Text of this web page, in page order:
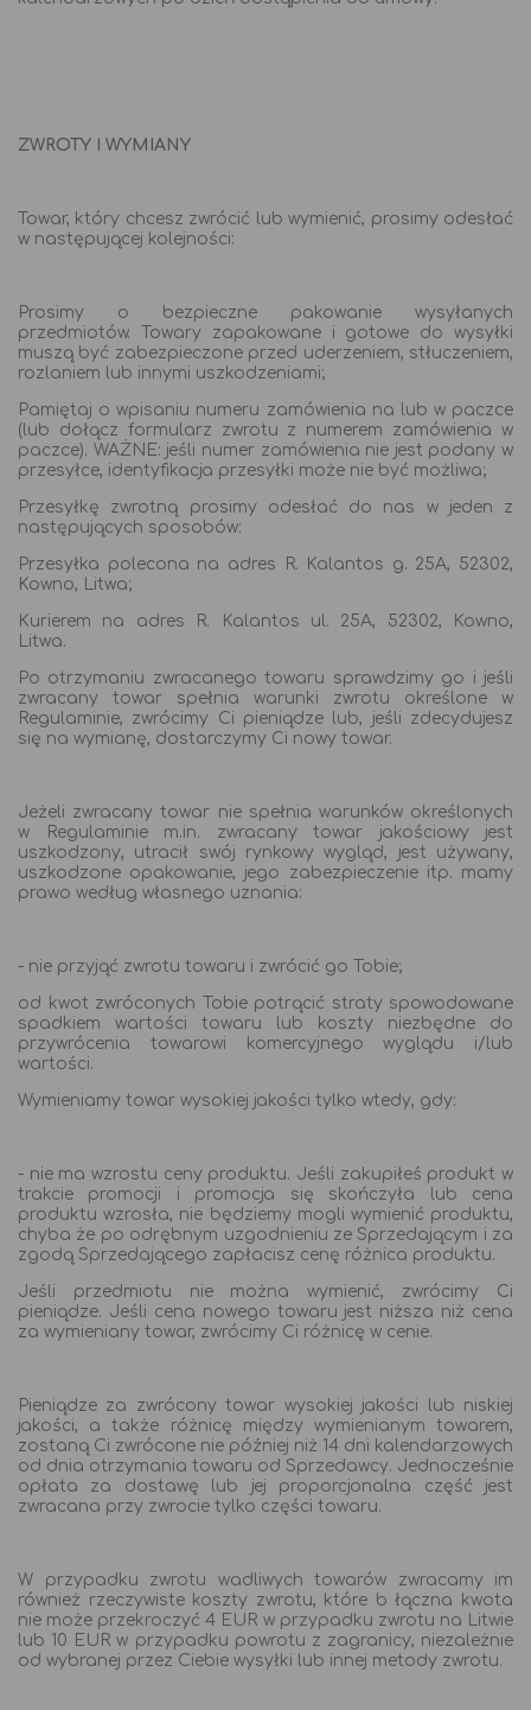
ZWROTY I WYMIANY
Towar, który chcesz zwrócić lub wymienić, prosimy odesłać
w następującej kolejności:
Prosimy o bezpieczne pakowanie wysyłanych
przedmiotów. Towary zapakowane i gotowe do wysyłki
muszą być zabezpieczone przed uderzeniem, stłuczeniem,
rozlaniem lub innymi uszkodzeniami;
Pamiętaj o wpisaniu numeru zamówienia na lub w paczce
(lub dołącz formularz zwrotu z numerem zamówienia w
paczce). WAŻNE: jeśli numer zamówienia nie jest podany w
przesyłce, identyfikacja przesyłki może nie być możliwa;
Przesyłkę zwrotną prosimy odesłać do nas w jeden z
następujących sposobów:
Przesyłka polecona na adres R. Kalantos g. 25A, 52302,
Kowno, Litwa;
Kurierem na adres R. Kalantos ul. 25A, 52302, Kowno,
Litwa.
Po otrzymaniu zwracanego towaru sprawdzimy go i jeśli
zwracany towar spełnia warunki zwrotu określone w
Regulaminie, zwrócimy Ci pieniądze lub, jeśli zdecydujesz
się na wymianę, dostarczymy Ci nowy towar.
Jeżeli zwracany towar nie spełnia warunków określonych
w Regulaminie m.in. zwracany towar jakościowy jest
uszkodzony, utracił swój rynkowy wygląd, jest używany,
uszkodzone opakowanie, jego zabezpieczenie itp. mamy
prawo według własnego uznania:
- nie przyjąć zwrotu towaru i zwrócić go Tobie;
od kwot zwróconych Tobie potrącić straty spowodowane
spadkiem wartości towaru lub koszty niezbędne do
przywrócenia towarowi komercyjnego wyglądu i/lub
wartości.
Wymieniamy towar wysokiej jakości tylko wtedy, gdy:
- nie ma wzrostu ceny produktu. Jeśli zakupiłeś produkt w
trakcie promocji i promocja się skończyła lub cena
produktu wzrosła, nie będziemy mogli wymienić produktu,
chyba że po odrębnym uzgodnieniu ze Sprzedającym i za
zgodą Sprzedającego zapłacisz cenę różnica produktu.
Jeśli przedmiotu nie można wymienić, zwrócimy Ci
pieniądze. Jeśli cena nowego towaru jest niższa niż cena
za wymieniany towar, zwrócimy Ci różnicę w cenie.
Pieniądze za zwrócony towar wysokiej jakości lub niskiej
jakości, a także różnicę między wymienianym towarem,
zostaną Ci zwrócone nie później niż 14 dni kalendarzowych
od dnia otrzymania towaru od Sprzedawcy. Jednocześnie
opłata za dostawę lub jej proporcjonalna część jest
zwracana przy zwrocie tylko części towaru.
W przypadku zwrotu wadliwych towarów zwracamy im
również rzeczywiste koszty zwrotu, które b łączna kwota
nie może przekroczyć 4 EUR w przypadku zwrotu na Litwie
lub 10 EUR w przypadku powrotu z zagranicy, niezależnie
od wybranej przez Ciebie wysyłki lub innej metody zwrotu.